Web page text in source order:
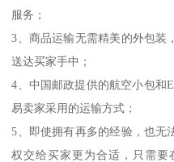
服务；
3、商品运输无需精美的外包装
送达买家手中；
4、中国邮政提供的航空小包和
易卖家采用的运输方式；
5、即使拥有再多的经验，也无
权交给买家更为合适，只需